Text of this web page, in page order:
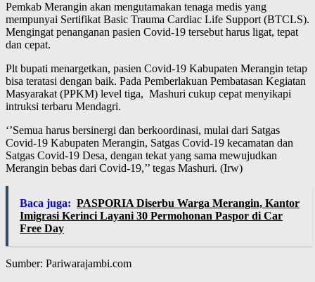
Pemkab Merangin akan mengutamakan tenaga medis yang
mempunyai Sertifikat Basic Trauma Cardiac Life Support (BTCLS).
Mengingat penanganan pasien Covid-19 tersebut harus ligat, tepat
dan cepat.
Plt bupati menargetkan, pasien Covid-19 Kabupaten Merangin tetap
bisa teratasi dengan baik. Pada Pemberlakuan Pembatasan Kegiatan
Masyarakat (PPKM) level tiga, Mashuri cukup cepat menyikapi
intruksi terbaru Mendagri.
‘’Semua harus bersinergi dan berkoordinasi, mulai dari Satgas
Covid-19 Kabupaten Merangin, Satgas Covid-19 kecamatan dan
Satgas Covid-19 Desa, dengan tekat yang sama mewujudkan
Merangin bebas dari Covid-19,’’ tegas Mashuri. (Irw)
Baca juga: PASPORIA Diserbu Warga Merangin, Kantor
Imigrasi Kerinci Layani 30 Permohonan Paspor di Car
Free Day
Sumber: Pariwarajambi.com